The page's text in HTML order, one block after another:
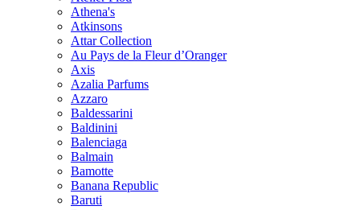
Athena's
Atkinsons
Attar Collection
Au Pays de la Fleur d’Oranger
Axis
Azalia Parfums
Azzaro
Baldessarini
Baldinini
Balenciaga
Balmain
Bamotte
Banana Republic
Baruti